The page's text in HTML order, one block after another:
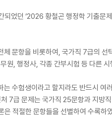
었던 ‘2026 황철곤 행정학 기출
문항을 비롯하여, 국가직 7급의
원, 행정사, 각종 간부시험 등 다른
수험생이라고 할지라도 반드시
7급 문제는 국가직 25문항과 지방
적절한 문항들을 선별하여 수록하